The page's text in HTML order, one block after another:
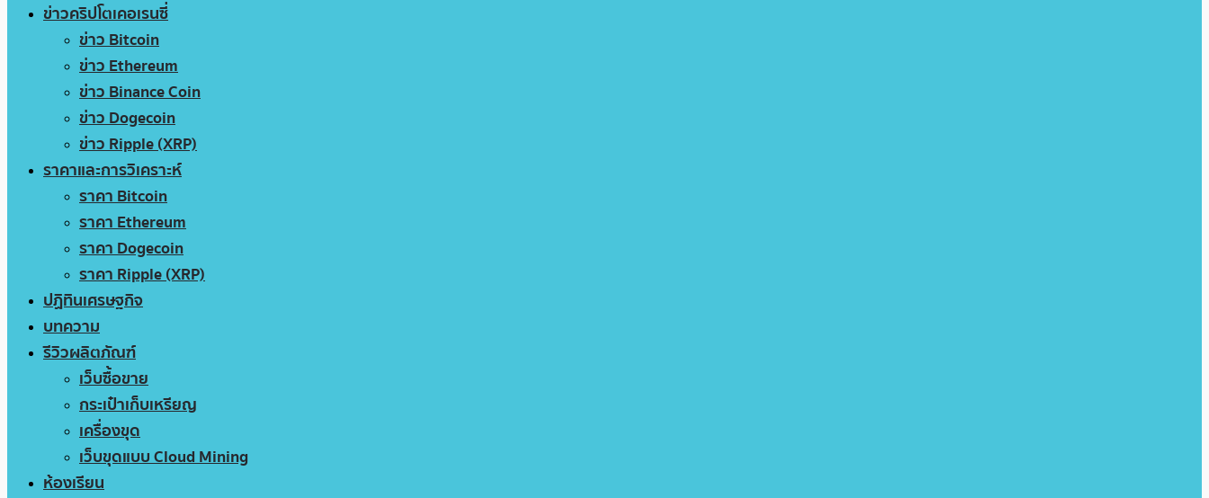
ข่าวคริปโตเคอเรนซี่
ข่าว Bitcoin
ข่าว Ethereum
ข่าว Binance Coin
ข่าว Dogecoin
ข่าว Ripple (XRP)
ราคาและการวิเคราะห์
ราคา Bitcoin
ราคา Ethereum
ราคา Dogecoin
ราคา Ripple (XRP)
ปฏิทินเศรษฐกิจ
บทความ
รีวิวผลิตภัณฑ์
เว็บซื้อขาย
กระเป๋าเก็บเหรียญ
เครื่องขุด
เว็บขุดแบบ Cloud Mining
ห้องเรียน